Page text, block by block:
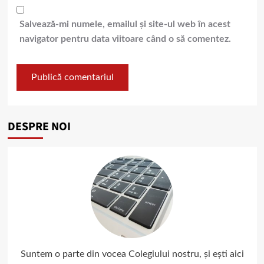
Salvează-mi numele, emailul și site-ul web în acest
navigator pentru data viitoare când o să comentez.
DESPRE NOI
Suntem o parte din vocea Colegiului nostru, și ești aici